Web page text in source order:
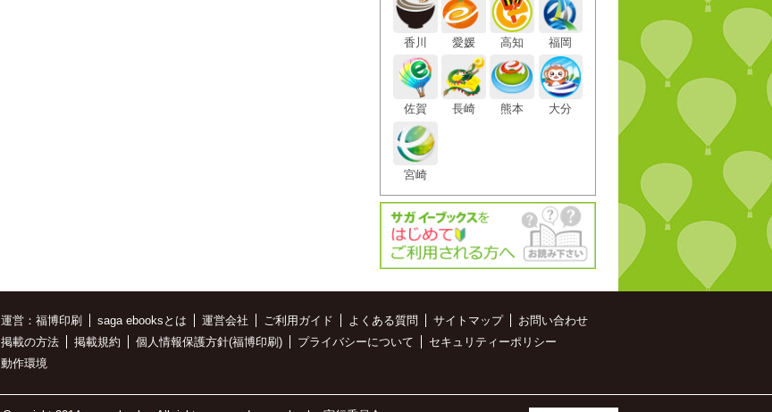
香川 愛媛 高知 福岡
佐賀 長崎 熊本 大分
宮崎
運営：福博印刷 saga ebooksとは 運営会社 ご利用ガイド よくある質問 サイトマップ
お問い合わせ
掲載の方法
掲載規約 個人情報保護方針(福博印刷) プライバシーについて
セキュリティーポリシー
動作環境